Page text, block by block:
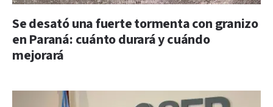
Se desató una fuerte tormenta con granizo
en Paraná: cuánto durará y cuándo
mejorará